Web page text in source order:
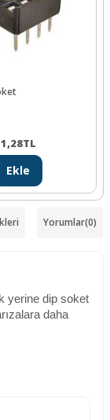
1,28TL
Ekle
Yorumlar(0)
yerine dip soket
daha